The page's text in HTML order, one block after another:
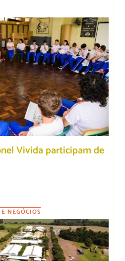
Vivida participam de
NEGÓCIOS